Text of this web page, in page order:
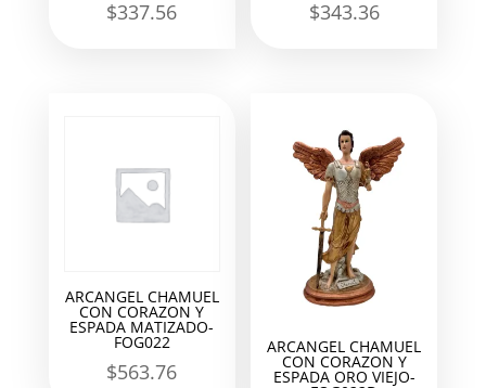
$337.56 $343.36
ARCANGEL CHAMUEL
CON CORAZON Y
ESPADA MATIZADO-
FOG022
$563.76
ARCANGEL CHAMUEL
CON CORAZON Y
ESPADA ORO VIEJO-